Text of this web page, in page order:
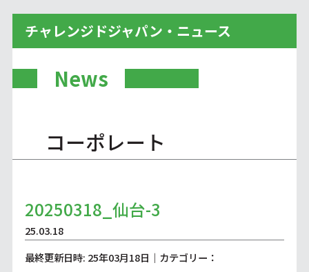
チャレンジドジャパン・ニュース
News
コーポレート
20250318_仙台-3
25.03.18
最終更新日時: 25年03月18日｜カテゴリー：